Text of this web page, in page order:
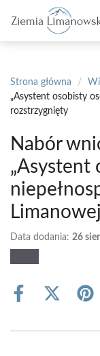
treści
Strona główna /
„Asystent osobisty
rozstrzygnięty
Nabór
„Asystent
Data dodania: 26
Share
Share
(Twitter)